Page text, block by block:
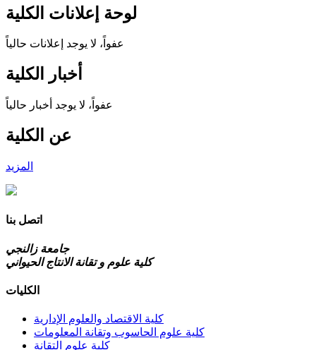
لوحة إعلانات الكلية
عفواً، لا يوجد إعلانات حالياً
أخبار الكلية
عفواً، لا يوجد أخبار حالياً
عن الكلية
المزيد
اتصل بنا
جامعة زالنجي
كلية علوم و تقانة الانتاج الحيواني
الكليات
كلية الاقتصاد والعلوم الإدارية
كلية علوم الحاسوب وتقانة المعلومات
كلية علوم التقانة